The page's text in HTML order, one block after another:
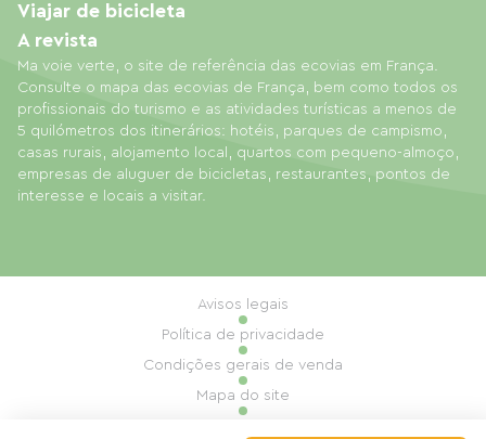
Ma voie verte, o site de referência das ecovias em França.
Consulte o mapa das ecovias de França, bem como todos os
profissionais do turismo e as atividades turísticas a menos de
5 quilómetros dos itinerários: hotéis, parques de campismo,
casas rurais, alojamento local, quartos com pequeno-almoço,
empresas de aluguer de bicicletas, restaurantes, pontos de
interesse e locais a visitar.
Viajar de bicicleta
A revista
Avisos legais
Política de privacidade
Condições gerais de venda
Mapa do site